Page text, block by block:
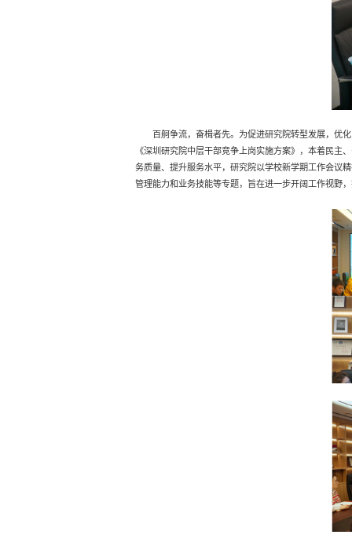
百舸争流，奋楫者先。为促进研究院转型发展，优
《深圳研究院中层干部竞争上岗实施方案》，本着民主
务质量、提升服务水平，研究院以学校新学期工作会议
管理能力和业务技能等专题，旨在进一步开阔工作视野